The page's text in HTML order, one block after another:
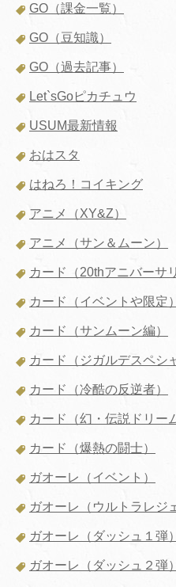
GO（課金一覧）
GO（豆知識）
GO（過去記事）
Let`sGoピカチュウ
USUM最新情報
おはスタ
はねろ！コイキング
アニメ（XY&Z）
アニメ（サン＆ムーン）
カード（20thアニバーサ
カード（イベントや限定）
カード（サンムーン編）
カード（ジガルデスペシ
カード（冷酷の反逆者）
カード（幻・伝説ドリー
カード（爆熱の闘士）
ガオーレ（イベント）
ガオーレ（ウルトラレジ
ガオーレ（ダッシュ１弾）
ガオーレ（ダッシュ２弾）